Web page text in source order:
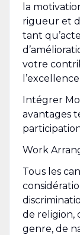
la
rigueur et
tant
votre
l’excellence.
Intégrer
avantages
Work
Tous les
de religion,
genre, de